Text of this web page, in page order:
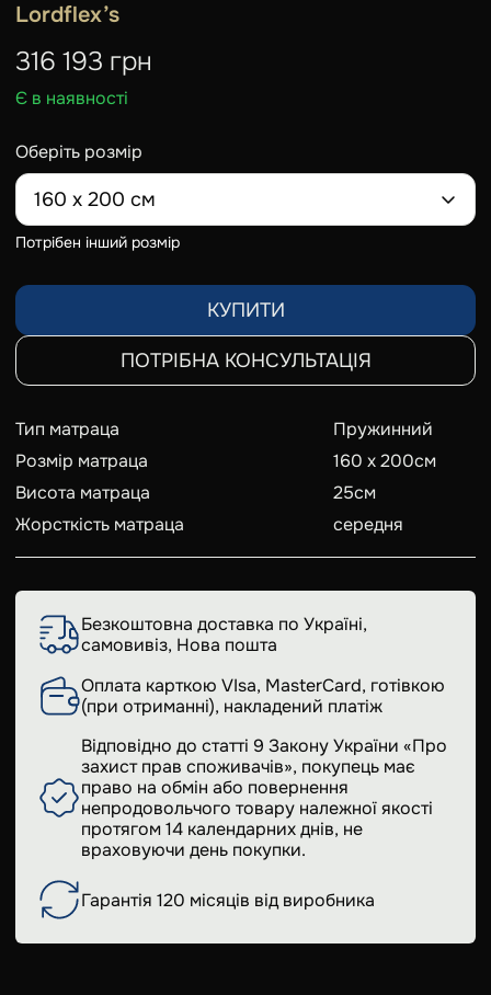
Lordflex’s
316 193 грн
Є в наявності
Оберіть розмір
160 x 200 см
Потрібен інший розмір
КУПИТИ
ПОТРІБНА КОНСУЛЬТАЦІЯ
Тип матраца
Пружинний
Розмір матраца
160 x 200см
Висота матраца
25см
Жорсткість матраца
середня
Безкоштовна доставка по Україні,
самовивіз, Нова пошта
Оплата карткою VIsa, MasterCard, готівкою
(при отриманні), накладений платіж
Відповідно до статті 9 Закону України «Про
захист прав споживачів», покупець має
право на обмін або повернення
непродовольчого товару належної якості
протягом 14 календарних днів, не
враховуючи день покупки.
Гарантія 120 місяців від виробника